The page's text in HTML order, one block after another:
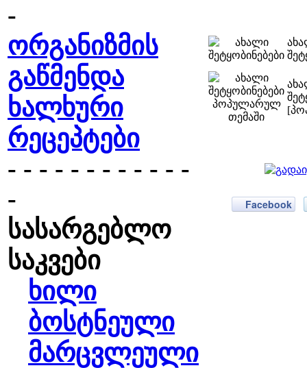
-
ორგანიზმის
გაწმენდა
ხალხური
რეცეპტები
- - - - - - - - - - - -
-
სასარგებლო
საკვები
ხილი
ბოსტნეული
მარცვლეული
Facebook